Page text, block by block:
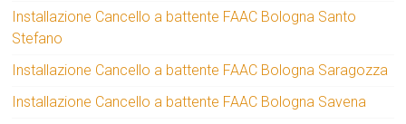
Installazione Cancello a battente FAAC Bologna Santo
Stefano
Installazione Cancello a battente FAAC Bologna Saragozza
Installazione Cancello a battente FAAC Bologna Savena